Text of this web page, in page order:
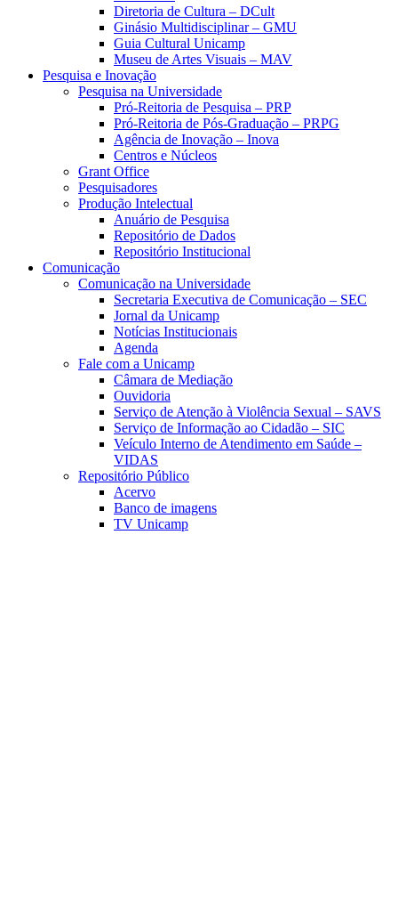
Diretoria de Cultura – DCult
Ginásio Multidisciplinar – GMU
Guia Cultural Unicamp
Museu de Artes Visuais – MAV
Pesquisa e Inovação
Pesquisa na Universidade
Pró-Reitoria de Pesquisa – PRP
Pró-Reitoria de Pós-Graduação – PRPG
Agência de Inovação – Inova
Centros e Núcleos
Grant Office
Pesquisadores
Produção Intelectual
Anuário de Pesquisa
Repositório de Dados
Repositório Institucional
Comunicação
Comunicação na Universidade
Secretaria Executiva de Comunicação – SEC
Jornal da Unicamp
Notícias Institucionais
Agenda
Fale com a Unicamp
Câmara de Mediação
Ouvidoria
Serviço de Atenção à Violência Sexual – SAVS
Serviço de Informação ao Cidadão – SIC
Veículo Interno de Atendimento em Saúde –
VIDAS
Repositório Público
Acervo
Banco de imagens
TV Unicamp